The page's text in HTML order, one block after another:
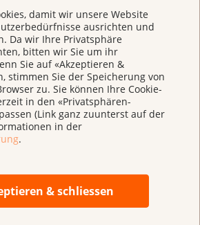
damit wir unsere Website
ausrichten und
Da wir Ihre Privatsphäre
bitten wir Sie um ihr
Sie auf «Akzeptieren &
stimmen Sie der Speicherung von
zu. Sie können Ihre Cookie-
in den «Privatsphären-
(Link ganz zuunterst auf der
in der
.
& schliessen
Mike
Fakten